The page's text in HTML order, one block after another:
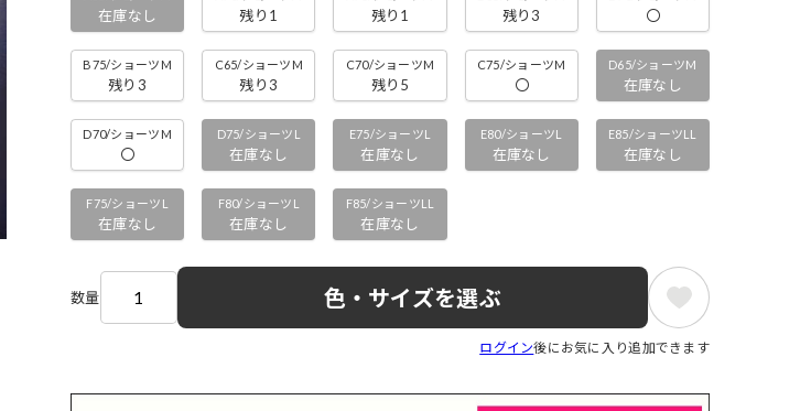
在庫なし 残り1 残り1 残り3 〇
B75/ショーツM
残り3
C65/ショーツM
残り3
C70/ショーツM
残り5
C75/ショーツM
〇
D65/ショーツM
在庫なし
D70/ショーツM
〇
D75/ショーツL
在庫なし
E75/ショーツL
在庫なし
E80/ショーツL
在庫なし
E85/ショーツLL
在庫なし
F75/ショーツL
在庫なし
F80/ショーツL
在庫なし
F85/ショーツLL
在庫なし
数量 色・サイズを選ぶ
ログイン後にお気に入り追加できます